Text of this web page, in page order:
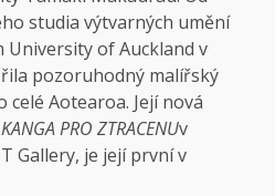
studia výtvarných umění
University of Auckland v
pozoruhodný malířský
Aotearoa. Její nová
PRO ZTRACENUv
Gallery, je její první v